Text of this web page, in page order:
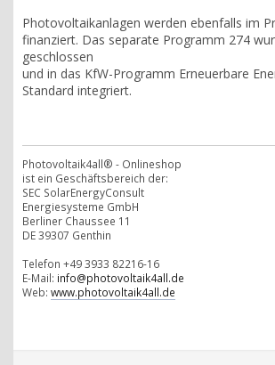
Photovoltaikanlagen werden ebenfalls im
finanziert. Das separate Programm 274
geschlossen
und in das KfW-Programm Erneuerbare
Standard integriert.
Photovoltaik4all® - Onlineshop
ist ein Geschäftsbereich der:
SEC SolarEnergyConsult
Energiesysteme GmbH
Berliner Chaussee 11
DE 39307 Genthin
Telefon +49 3933 82216-16
E-Mail: info@photovoltaik4all.de
Web: www.photovoltaik4all.de